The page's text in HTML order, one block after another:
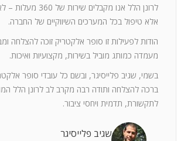
לרונן הלל אנו מקבלים
אלא טיפול בכל המערכים השיווקיים של החברה.
הודות לפעילות זו סופר אלקטריק זוכה להצלחה
מעמדה כמותג מוביל בשירות, מקצועיות ואיכות.
בשמי, שגיב פלייסיגר, ובשם כל עובדי סופר
ברכה להצלחה ותודה רבה מקרב לב לרונן הלל
לתקשורת, תדמית ויחסי ציבור.
שגיב פלייסיגר